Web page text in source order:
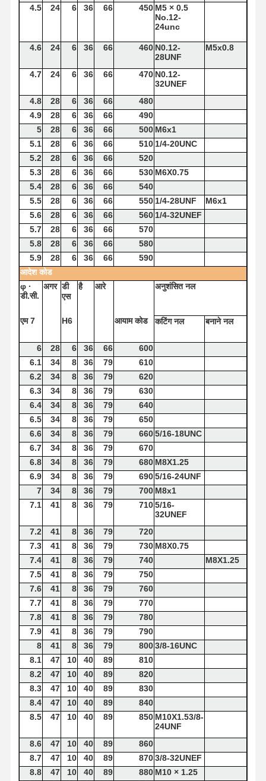
बॉल नोज एंड मिल्स
स्टेनलेस स्टील के अंत मिल
एल्यूमीनियम एंड मिल्स
अच्छा बोरिंग हेड
किसी न किसी उबाऊ सिर
4.5 24 6 36 66 450 M5 × 0.5
No.12-
24unc
4.6 24 6 36 66 460 N0.12-
28UNF
M5x0.8
4.7 24 6 36 66 470 N0.12-
32UNEF
4.8
28 6 36 66
480
4.9
28 6 36 66
490
5
28 6 36 66 500 M6x1
5.1
28 6 36 66 510 1/4-20UNC
5.2
28 6 36 66
520
5.3
28 6 36 66 530 M6X0.75
5.4
28 6 36 66
540
5.5
28 6 36 66 550 1/4-28UNF
M6x1
5.6
28 6 36 66 560 1/4-32UNEF
5.7
28 6 36 66
570
5.8
28 6 36 66
580
5.9
28 6 36 66
590
आदेश कोड
φ ·
डी.सी.
अगर डी
एस
है आरे अनुशंसित नल
एम 7 H6 आयाम कोड कटिंग नल बनाने नल
6 28 6 36 66
600
6.1
34 8 36 79
610
6.2
34 8 36 79
620
6.3
34 8 36 79
630
6.4
34 8 36 79
640
6.5
34 8 36 79
650
6.6
34 8 36 79 6605/16-18UNC
6.7
34 8 36 79
670
6.8
34 8 36 79 680 M8X1.25
6.9
34 8 36 79 6905/16-24UNF
7
34 8 36 79 700 M8x1
7.1
41 8 36 79 7105/16-
32UNEF
7.2
41 8 36 79
720
7.3
41 8 36 79 730 M8X0.75
7.4
41 8 36 79 740
M8X1.25
7.5
41 8 36 79
750
7.6
41 8 36 79
760
7.7
41 8 36 79
770
7.8
41 8 36 79
780
7.9
41 8 36 79
790
8
41 8 36 79 8003/8-16UNC
8.1
47 10 40 89
810
8.2
47 10 40 89
820
8.3
47 10 40 89
830
8.4
47 10 40 89
840
8.5
47 10 40 89 850 M10X1.53/8-
24UNF
8.6
47 10 40 89
860
8.7
47 10 40 89 8703/8-32UNEF
8.8
47 10 40 89 880 M10 × 1.25